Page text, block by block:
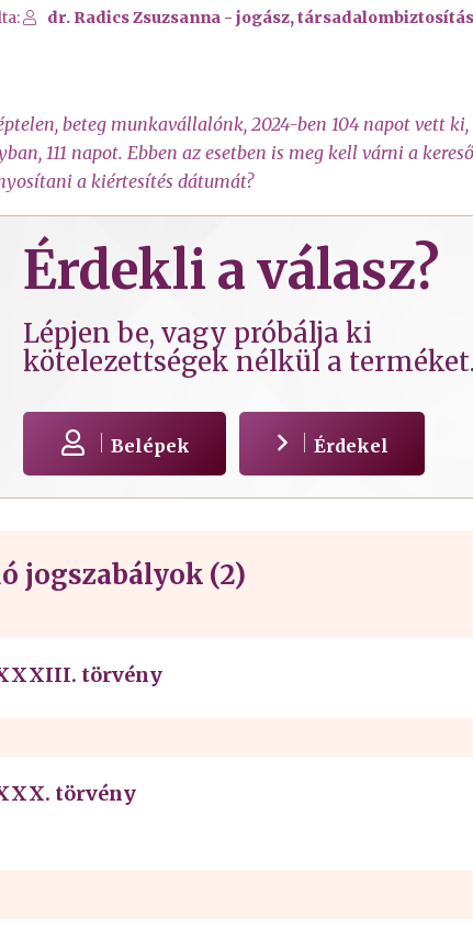
dr. Radics Zsuzsanna - jogász,
beteg munkavállalónk, 2024-ben 104 napot vett
111 napot. Ebben az esetben is meg kell várni a
a kiértesítés dátumát?
Érdekli a válasz?
Lépjen be, vagy próbálja ki
kötelezettségek nélkül a terméket.
Belépek Érdekel
jogszabályok (2)
törvény
törvény